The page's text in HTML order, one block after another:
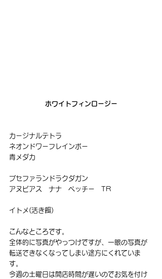
ホワイトフィンロージー
カージナルテトラ
ネオンドワーフレインボー
青メダカ
ブセファランドラクダガン
アヌビアス　ナナ　ペッチー　TR
イトメ(活き餌)
こんなところです。
全体的に写真がやっつけですが、一眼の写真が
転送できなくなってしまい途方にくれていま
す。
今週の土曜日は開店時間が遅いのでお気を付け